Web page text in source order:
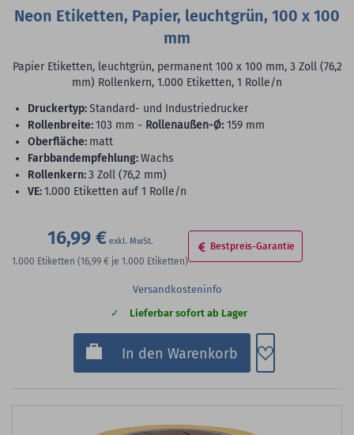
Neon Etiketten, Papier, leuchtgrün, 100 x 100
mm
Papier Etiketten, leuchtgrün, permanent 100 x 100 mm, 3 Zoll (76,2
mm) Rollenkern, 1.000 Etiketten, 1 Rolle/n
Druckertyp:Standard- und Industriedrucker
Rollenbreite:103 mm - Rollenaußen-Ø: 159 mm
Oberfläche: matt
Farbbandempfehlung:Wachs
Rollenkern:3 Zoll (76,2 mm)
VE:1.000 Etiketten auf 1 Rolle/n
16,99 €
1.000 Etiketten (16,99 € je 1.000 Etiketten)
Bestpreis-Garantie
Versandkosteninfo
Lieferbar sofort ab Lager
In den Warenkorb Zum